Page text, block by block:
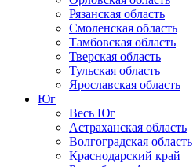
Рязанская область
Смоленская область
Тамбовская область
Тверская область
Тульская область
Ярославская область
Юг
Весь Юг
Астраханская область
Волгоградская область
Краснодарский край